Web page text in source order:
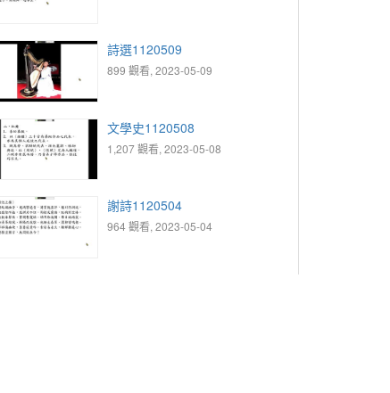
詩選1120509
899 觀看, 2023-05-09
文學史1120508
1,207 觀看, 2023-05-08
謝詩1120504
964 觀看, 2023-05-04